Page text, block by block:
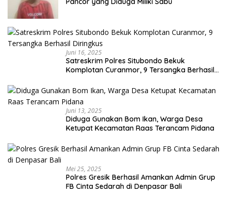
Juni 16, 2025
Satreskrim Polres Situbondo Bekuk
Komplotan Curanmor, 9 Tersangka Berhasil
Juni 13, 2025
Diduga Gunakan Bom Ikan, Warga Desa
Ketupat Kecamatan Raas Terancam Pidana
Mei 25, 2025
Polres Gresik Berhasil Amankan Admin Grup
FB Cinta Sedarah di Denpasar Bali